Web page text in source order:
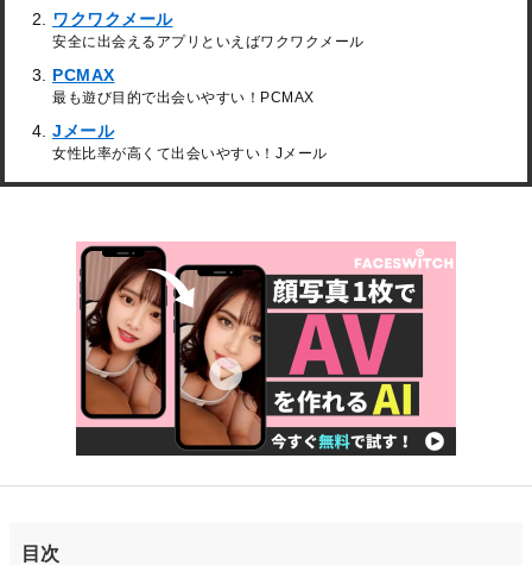
ワクワクメール
安全に出会えるアプリといえばワクワクメール
PCMAX
最も遊び目的で出会いやすい！PCMAX
Jメール
女性比率が高くて出会いやすい！Jメール
目次